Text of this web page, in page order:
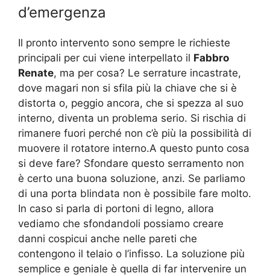
d’emergenza
Il pronto intervento sono sempre le richieste
principali per cui viene interpellato il Fabbro
Renate, ma per cosa? Le serrature incastrate,
dove magari non si sfila più la chiave che si è
distorta o, peggio ancora, che si spezza al suo
interno, diventa un problema serio. Si rischia di
rimanere fuori perché non c’è più la possibilità di
muovere il rotatore interno.A questo punto cosa
si deve fare? Sfondare questo serramento non
è certo una buona soluzione, anzi. Se parliamo
di una porta blindata non è possibile fare molto.
In caso si parla di portoni di legno, allora
vediamo che sfondandoli possiamo creare
danni cospicui anche nelle pareti che
contengono il telaio o l’infisso. La soluzione più
semplice e geniale è quella di far intervenire un